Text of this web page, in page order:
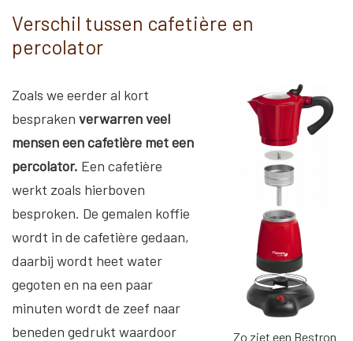
Verschil tussen cafetière en
percolator
Zo ziet een Bestron
Zoals we eerder al kort
bespraken verwarren veel
mensen een cafetière met een
percolator. Een cafetière
werkt zoals hierboven
besproken. De gemalen koffie
wordt in de cafetière gedaan,
daarbij wordt heet water
gegoten en na een paar
minuten wordt de zeef naar
beneden gedrukt waardoor